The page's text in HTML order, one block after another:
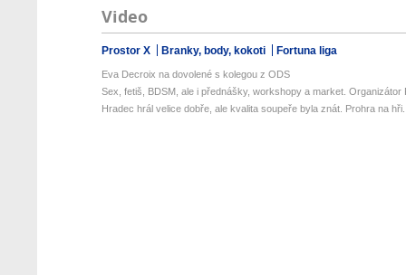
Video
Prostor X Branky, body, kokoti Fortuna liga
Eva Decroix na dovolené s kolegou z ODS
Sex, fetiš, BDSM, ale i přednášky, workshopy a market. Organizátor
Hradec hrál velice dobře, ale kvalita soupeře byla znát. Prohra na